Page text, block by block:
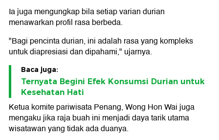
Ia juga mengungkap bila setiap varian durian
menawarkan profil rasa berbeda.
"Bagi pencinta durian, ini adalah rasa yang kompleks
untuk diapresiasi dan dipahami," ujarnya.
Baca juga:
Ternyata Begini Efek Konsumsi Durian untuk
Kesehatan Hati
Ketua komite pariwisata Penang, Wong Hon Wai juga
mengaku jika raja buah ini menjadi daya tarik utama
wisatawan yang tidak ada duanya.